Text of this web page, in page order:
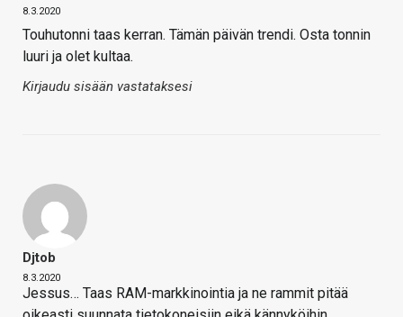
8.3.2020
Touhutonni taas kerran. Tämän päivän trendi. Osta tonnin
luuri ja olet kultaa.
Kirjaudu sisään vastataksesi
Djtob
8.3.2020
Jessus… Taas RAM-markkinointia ja ne rammit pitää